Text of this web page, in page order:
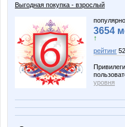
Выгодная покупка - взрослый
3654
↑
рейтинг
уровня